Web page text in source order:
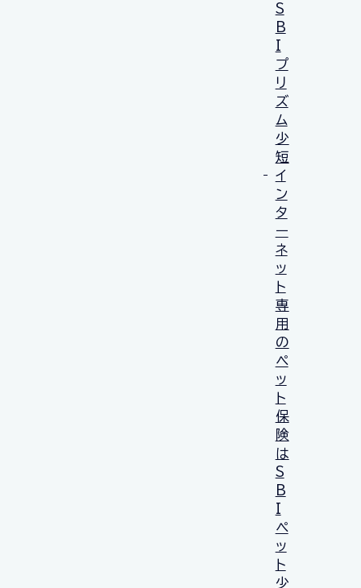
S
B
I
プ
リ
ズ
ム
少
短
イ
ン
タ
ー
ネ
ッ
ト
専
用
の
ペ
ッ
ト
保
険
は
S
B
I
ペ
ッ
ト
少